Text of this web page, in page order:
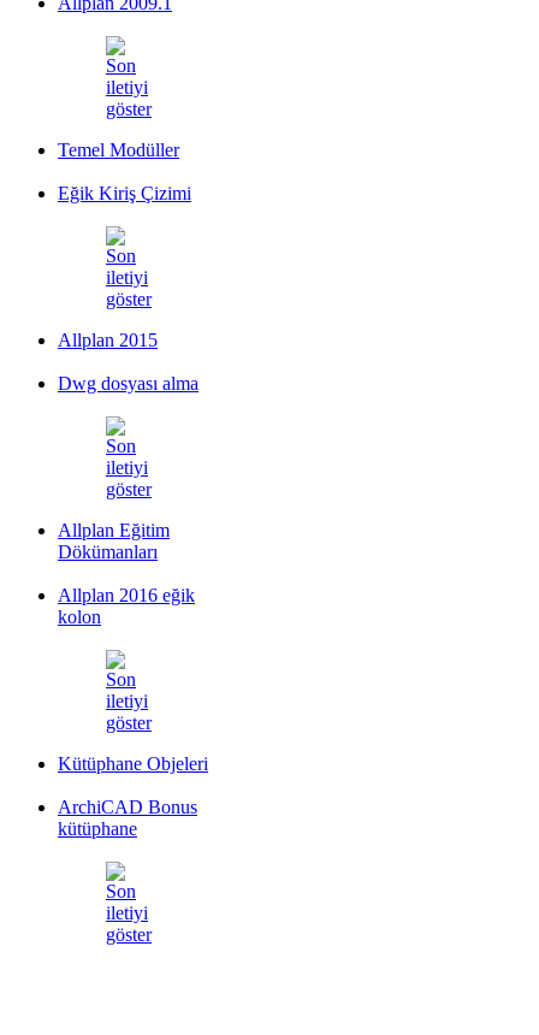
Temel Modüller
Eğik Kiriş Çizimi
Allplan 2015
Dwg dosyası alma
Allplan Eğitim
Dökümanları
Allplan 2016 eğik
kolon
Kütüphane Objeleri
ArchiCAD Bonus
kütüphane